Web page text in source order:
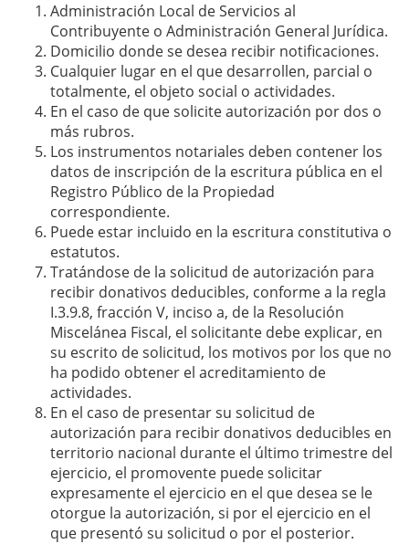
Administración Local de Servicios al
Contribuyente o Administración General Jurídica.
Domicilio donde se desea recibir notiﬁcaciones.
Cualquier lugar en el que desarrollen, parcial o
totalmente, el objeto social o actividades.
En el caso de que solicite autorización por dos o
más rubros.
Los instrumentos notariales deben contener los
datos de inscripción de la escritura pública en el
Registro Público de la Propiedad
correspondiente.
Puede estar incluido en la escritura constitutiva o
estatutos.
Tratándose de la solicitud de autorización para
recibir donativos deducibles, conforme a la regla
I.3.9.8, fracción V, inciso a, de la Resolución
Miscelánea Fiscal, el solicitante debe explicar, en
su escrito de solicitud, los motivos por los que no
ha podido obtener el acreditamiento de
actividades.
En el caso de presentar su solicitud de
autorización para recibir donativos deducibles en
territorio nacional durante el último trimestre del
ejercicio, el promovente puede solicitar
expresamente el ejercicio en el que desea se le
otorgue la autorización, si por el ejercicio en el
que presentó su solicitud o por el posterior.